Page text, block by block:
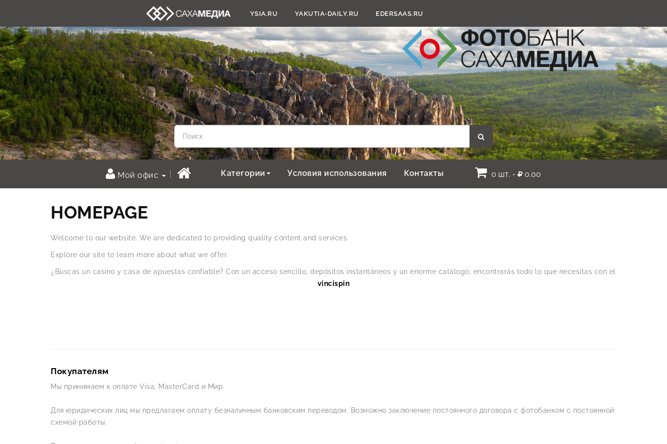
YSIA.RU YAKUTIA-DAILY.RU EDERSAAS.RU
Мой офис Категории Условия использования Контакты 0 шт. - 0.00
HOMEPAGE
Welcome to our website. We are dedicated to providing quality content and services.
Explore our site to learn more about what we offer.
¿Buscas un casino y casa de apuestas confiable? Con un acceso sencillo, depósitos instantáneos y un enorme catálogo, encontrarás todo lo que necesitas con el
vincispin
Покупателям
Мы принимаем к оплате Visa, MasterCard и Мир.
Для юридических лиц мы предлагаем оплату безналичным банковским переводом. Возможно заключение постоянного договора с фотобанком с постоянной
схемой работы.